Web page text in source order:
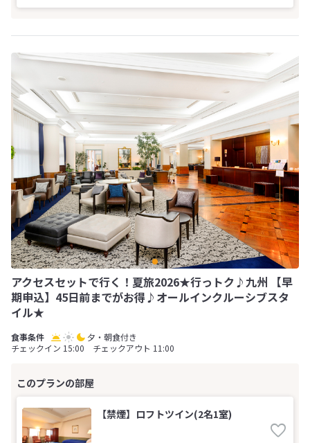
アクセスセットで行く！夏旅2026★行っトク♪九州 【早
期申込】45日前までがお得♪オールインクルーシブスタ
イル★
夕・朝食付き
チェックイン 15:00 チェックアウト 11:00
【禁煙】ロフトツイン(2名1室)